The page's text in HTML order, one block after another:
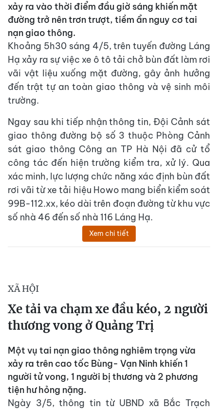
xảy ra vào thời điểm đầu giờ sáng khiến mặt
đường trở nên trơn trượt, tiềm ẩn nguy cơ tai
nạn giao thông.
Khoảng 5h30 sáng 4/5, trên tuyến đường Láng
Hạ xảy ra sự việc xe ô tô tải chở bùn đất làm rơi
vãi vật liệu xuống mặt đường, gây ảnh hưởng
đến trật tự an toàn giao thông và vệ sinh môi
trường.
Ngay sau khi tiếp nhận thông tin, Đội Cảnh sát
giao thông đường bộ số 3 thuộc Phòng Cảnh
sát giao thông Công an TP Hà Nội đã cử tổ
công tác đến hiện trường kiểm tra, xử lý. Qua
xác minh, lực lượng chức năng xác định bùn đất
rơi vãi từ xe tải hiệu Howo mang biển kiểm soát
99B-112.xx, kéo dài trên đoạn đường từ khu vực
số nhà 46 đến số nhà 116 Láng Hạ.
Xem chi tiết
XÃ HỘI
Xe tải va chạm xe đầu kéo, 2 người
thương vong ở Quảng Trị
Một vụ tai nạn giao thông nghiêm trọng vừa
xảy ra trên cao tốc Bùng- Vạn Ninh khiến 1
người tử vong, 1 người bị thương và 2 phương
tiện hư hỏng nặng.
Ngày 3/5, thông tin từ UBND xã Bắc Trạch